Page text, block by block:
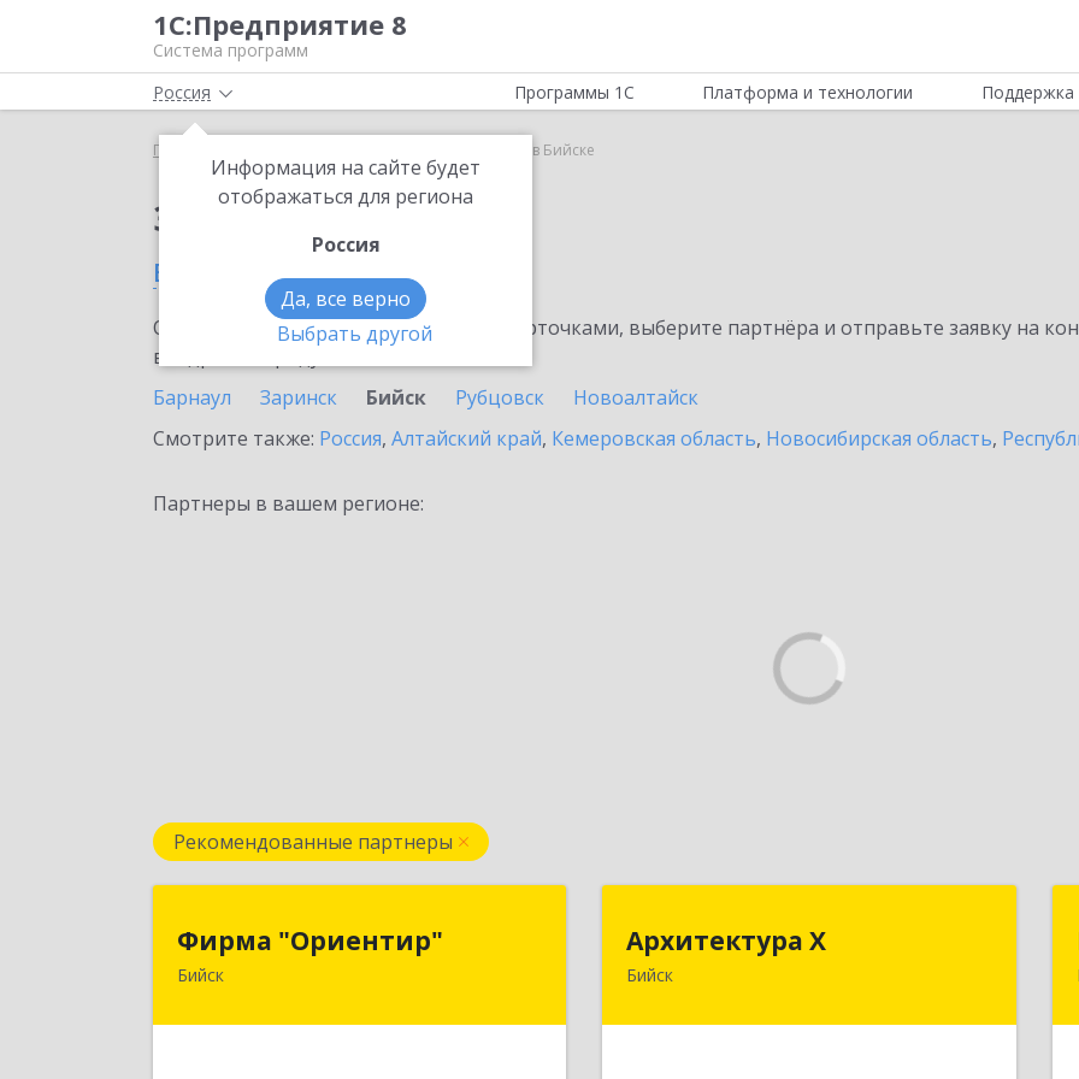
1С:Предприятие 8
Система программ
Россия
Информация на сайте будет
отображаться для региона
Россия
Да, все верно
Выбрать другой
Программы 1С Платформа и технологии Поддержка
Главная 1С:Курьер в Бийске
Заказать 1С:Курьер
в Бийске
Ознакомьтесь с информационными карточками, выберите партнёра и отправьте заявку на
внедрение продукта.
Барнаул
Заринск Бийск Рубцовск
Новоалтайск
Смотрите также: Россия, Алтайский край, Кемеровская область, Новосибирская область,
Партнеры в вашем регионе:
Рекомендованные партнеры
Фирма "Ориентир"
Бийск
Архитектура Х
Бийск